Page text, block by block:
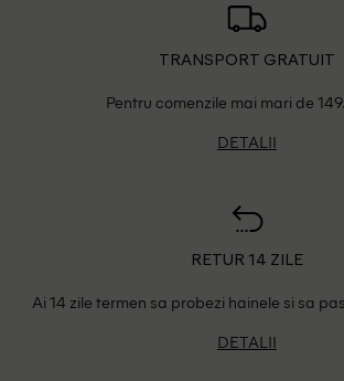
TRANSPORT GRATUIT
Pentru comenzile mai mari de
DETALII
RETUR 14 ZILE
Ai 14 zile termen sa probezi hainele si sa
DETALII